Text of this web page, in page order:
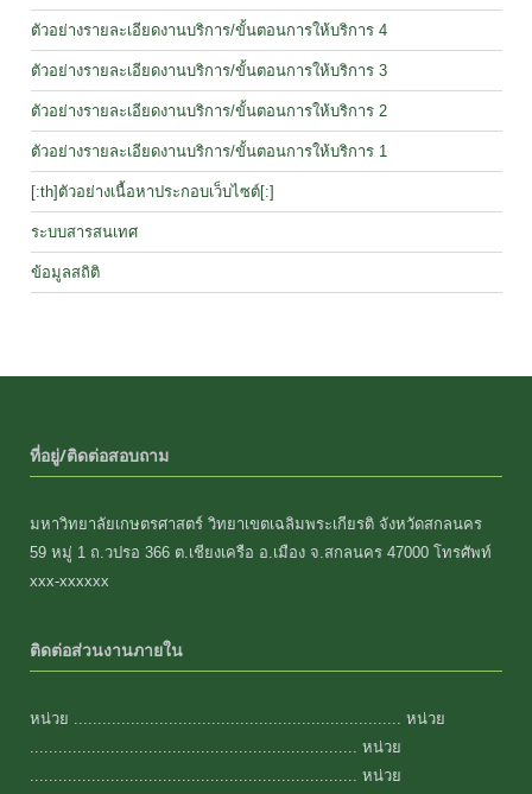
ตัวอย่างรายละเอียดงานบริการ/ขั้นตอนการให้บริการ 4
ตัวอย่างรายละเอียดงานบริการ/ขั้นตอนการให้บริการ 3
ตัวอย่างรายละเอียดงานบริการ/ขั้นตอนการให้บริการ 2
ตัวอย่างรายละเอียดงานบริการ/ขั้นตอนการให้บริการ 1
[:th]ตัวอย่างเนื้อหาประกอบเว็บไซต์[:]
ระบบสารสนเทศ
ข้อมูลสถิติ
ที่อยู่/ติดต่อสอบถาม
มหาวิทยาลัยเกษตรศาสตร์ วิทยาเขตเฉลิมพระเกียรติ จังหวัดสกลนคร
59 หมู่ 1 ถ.วปรอ 366 ต.เชียงเครือ อ.เมือง จ.สกลนคร 47000 โทรศัพท์
xxx-xxxxxx
ติดต่อส่วนงานภายใน
หน่วย ..................................................................... หน่วย
..................................................................... หน่วย
..................................................................... หน่วย